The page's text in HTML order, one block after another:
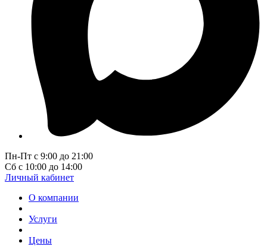
Пн-Пт с 9:00 до 21:00
Сб с 10:00 до 14:00
Личный кабинет
О компании
Услуги
Цены